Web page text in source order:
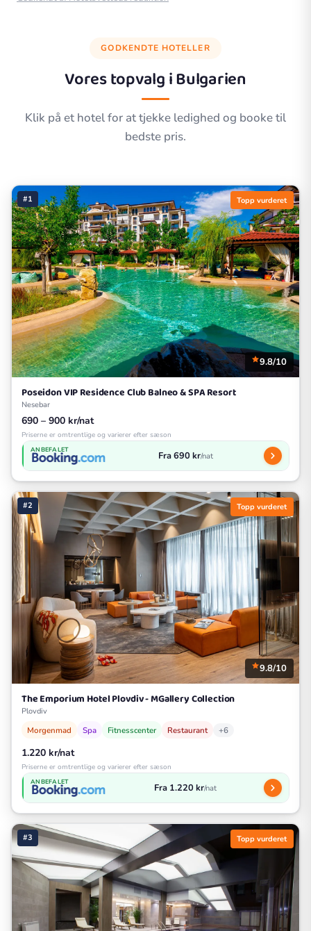
GODKENDTE HOTELLER
Vores topvalg iBulgarien
Klik på et hotel for at tjekke ledighed og booke til
bedste pris.
#1 Topp vurderet
9.8/10
Poseidon VIP Residence Club Balneo & SPA Resort
Nesebar
690 – 900 kr/nat
Priserne er omtrentlige og varierer efter sæson
ANBEFALET Fra 690 kr/nat
#2 Topp vurderet
9.8/10
The Emporium Hotel Plovdiv - MGallery Collection
Plovdiv
Morgenmad Spa Fitnesscenter Restaurant +6
1.220 kr/nat
Priserne er omtrentlige og varierer efter sæson
ANBEFALET Fra 1.220 kr/nat
#3 Topp vurderet